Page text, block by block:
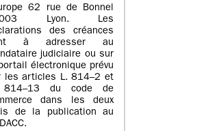
62 rue de Bonnel
Lyon. Les
des créances
à adresser au
judiciaire ou sur
électronique prévu
les articles L. 814–2 et
du code de
dans les deux
de la publication au